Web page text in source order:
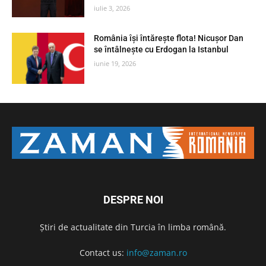
iulie 3, 2026
România își întărește flota! Nicușor Dan
se întâlnește cu Erdogan la Istanbul
iunie 19, 2026
DESPRE NOI
Știri de actualitate din Turcia în limba română.
Contact us: info@zaman.ro